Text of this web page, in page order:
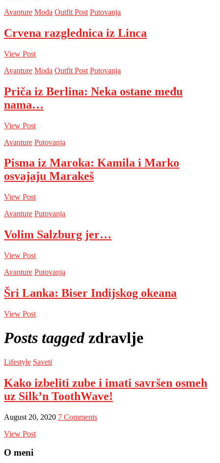
Avanture Moda Outfit Post Putovanja
Crvena razglednica iz Linca
View Post
Avanture Moda Outfit Post Putovanja
Priča iz Berlina: Neka ostane među
nama…
View Post
Avanture Putovanja
Pisma iz Maroka: Kamila i Marko
osvajaju Marakeš
View Post
Avanture Putovanja
Volim Salzburg jer…
View Post
Avanture Putovanja
Šri Lanka: Biser Indijskog okeana
View Post
Posts tagged zdravlje
Lifestyle Saveti
Kako izbeliti zube i imati savršen osmeh
uz Silk’n ToothWave!
August 20, 2020 7 Comments
View Post
O meni